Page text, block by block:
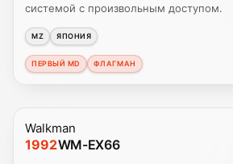
системой с произвольным доступом.
MZ ЯПОНИЯ
ПЕРВЫЙ MD ФЛАГМАН
Walkman
1992WM-EX66